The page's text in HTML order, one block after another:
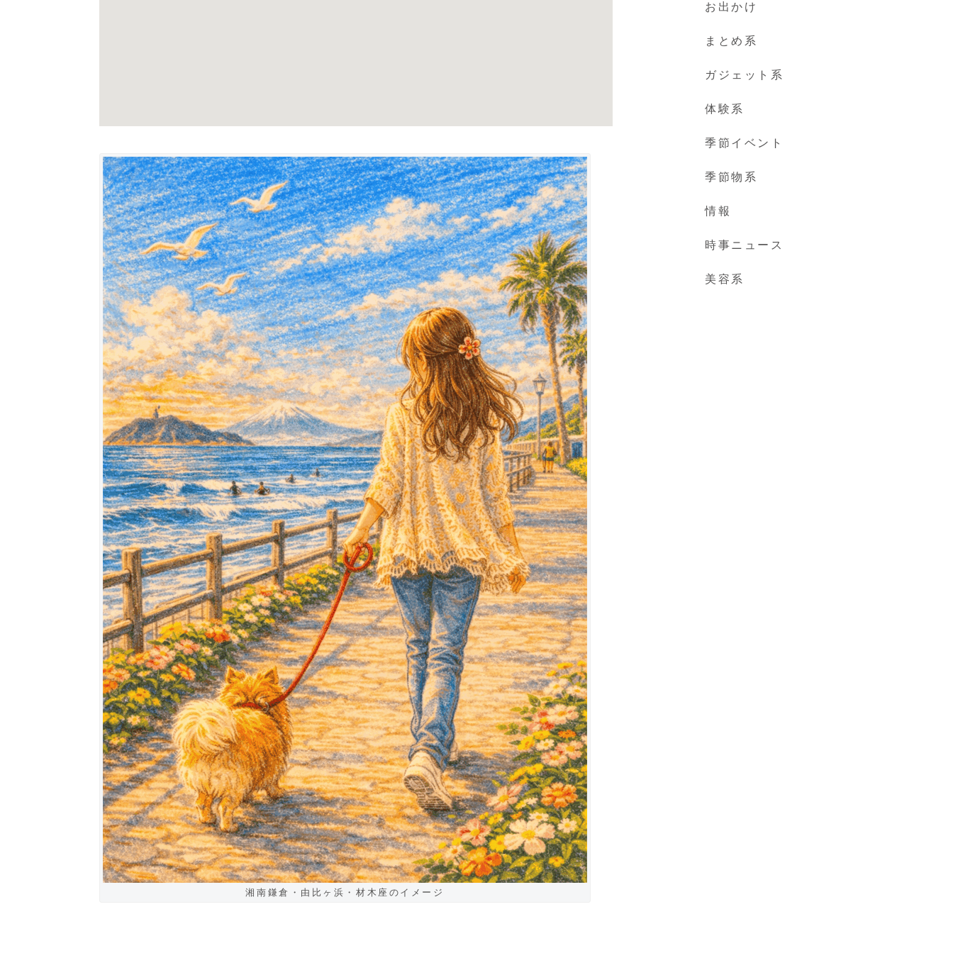
湘南鎌倉・由比ヶ浜・材木座のイメージ
お出かけ
まとめ系
ガジェット系
体験系
季節イベント
季節物系
情報
時事ニュース
美容系